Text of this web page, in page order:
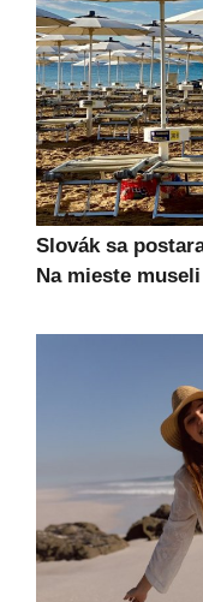
Slovák sa
Na mieste